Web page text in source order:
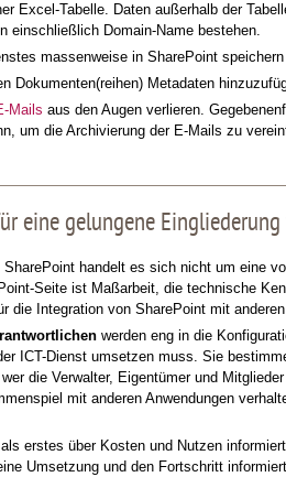
Excel-Tabelle. Daten außerhalb der
einschließlich Domain-Name bestehen.
massenweise in SharePoint
Dokumenten(reihen) Metadaten
Mails aus den Augen verlieren.
um die Archivierung der E-Mails zu
eine gelungene
SharePoint handelt es sich nicht um eine
Seite ist Maßarbeit, die technische
die Integration von SharePoint mit
werden eng in die
ICT-Dienst umsetzen muss. Sie
die Verwalter, Eigentümer und
mit anderen Anwendungen
erstes über Kosten und Nutzen
Umsetzung und den Fortschritt